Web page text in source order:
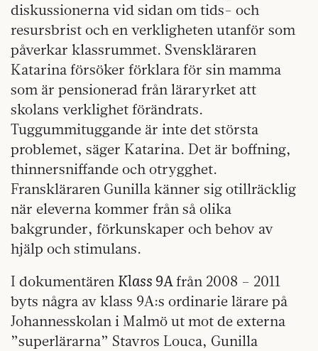
diskussionerna vid sidan om tids- och
resursbrist och en verkligheten utanför som
påverkar klassrummet. Svenskläraren
Katarina försöker förklara för sin mamma
som är pensionerad från läraryrket att
skolans verklighet förändrats.
Tuggummituggande är inte det största
problemet, säger Katarina. Det är boffning,
thinnersniffande och otrygghet.
Franskläraren Gunilla känner sig otillräcklig
när eleverna kommer från så olika
bakgrunder, förkunskaper och behov av
hjälp och stimulans.
I dokumentären Klass 9Afrån 2008 – 2011
byts några av klass 9A:s ordinarie lärare på
Johannesskolan i Malmö ut mot de externa
”superlärarna” Stavros Louca, Gunilla